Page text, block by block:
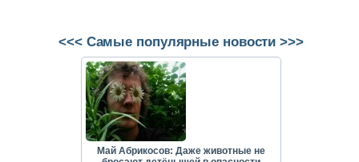
<<< Самые популярные новости >>>
Май Абрикосов: Даже животные не